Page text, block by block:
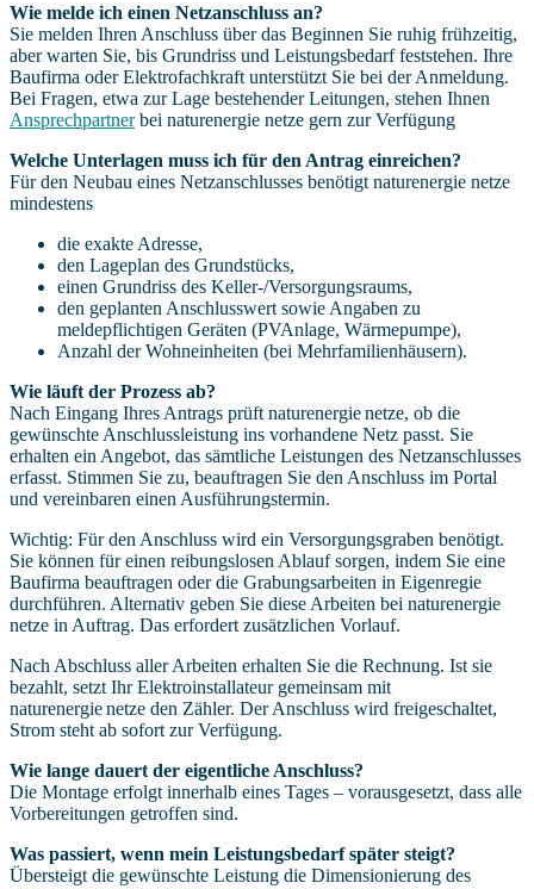
Wie melde ich einen Netzanschluss an?
Sie melden Ihren Anschluss über das Beginnen Sie ruhig frühzeitig,
aber warten Sie, bis Grundriss und Leistungsbedarf feststehen. Ihre
Baufirma oder Elektrofachkraft unterstützt Sie bei der Anmeldung.
Bei Fragen, etwa zur Lage bestehender Leitungen, stehen Ihnen
Ansprechpartnerbei naturenergie netze gern zur Verfügung
Welche Unterlagen muss ich für den Antrag einreichen?
Für den Neubau eines Netzanschlusses benötigt naturenergie netze
mindestens
die exakte Adresse,
den Lageplan des Grundstücks,
einen Grundriss des Keller-/Versorgungsraums,
den geplanten Anschlusswert sowie Angaben zu
meldepflichtigen Geräten (PVAnlage, Wärmepumpe),
Anzahl der Wohneinheiten (bei Mehrfamilienhäusern).
Wie läuft der Prozess ab?
Nach Eingang Ihres Antrags prüft naturenergie netze, ob die
gewünschte Anschlussleistung ins vorhandene Netz passt. Sie
erhalten ein Angebot, das sämtliche Leistungen des Netzanschlusses
erfasst. Stimmen Sie zu, beauftragen Sie den Anschluss im Portal
und vereinbaren einen Ausführungstermin.
Wichtig: Für den Anschluss wird ein Versorgungsgraben benötigt.
Sie können für einen reibungslosen Ablauf sorgen, indem Sie eine
Baufirma beauftragen oder die Grabungsarbeiten in Eigenregie
durchführen. Alternativ geben Sie diese Arbeiten bei naturenergie
netze in Auftrag. Das erfordert zusätzlichen Vorlauf.
Nach Abschluss aller Arbeiten erhalten Sie die Rechnung. Ist sie
bezahlt, setzt Ihr Elektroinstallateur gemeinsam mit
naturenergie netze den Zähler. Der Anschluss wird freigeschaltet,
Strom steht ab sofort zur Verfügung.
Wie lange dauert der eigentliche Anschluss?
Die Montage erfolgt innerhalb eines Tages – vorausgesetzt, dass alle
Vorbereitungen getroffen sind.
Was passiert, wenn mein Leistungsbedarf später steigt?
Übersteigt die gewünschte Leistung die Dimensionierung des